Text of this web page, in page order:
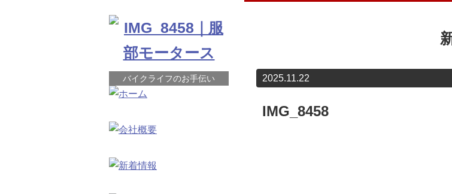
バイクライフのお手伝い 2025.11.22
IMG_8458